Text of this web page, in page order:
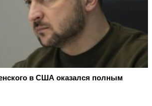
в США оказался полным